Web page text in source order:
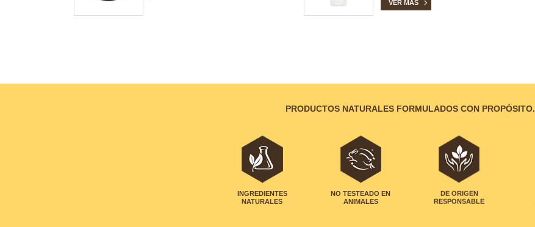
VER MÁS
PRODUCTOS NATURALES FORMULADOS CON PROPÓSITO.
INGREDIENTES
NATURALES
NO TESTEADO EN
ANIMALES
DE ORIGEN
RESPONSABLE